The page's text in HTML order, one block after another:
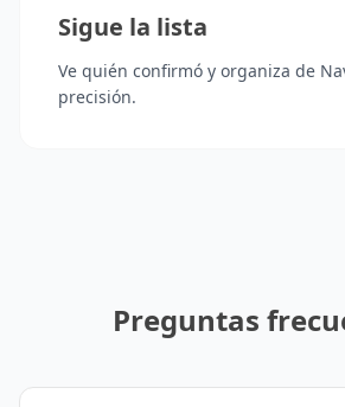
Sigue la lista
Ve quién confirmó y organiza de
precisión.
Preguntas